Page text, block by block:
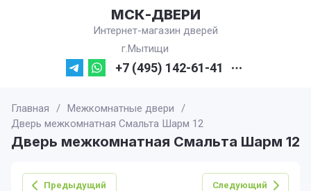
МСК-ДВЕРИ
Интернет-магазин дверей
г.Мытищи
+7 (495) 142-61-41
Главная / Межкомнатные двери
/
Дверь межкомнатная Смальта Шарм 12
Дверь межкомнатная Смальта Шарм 12
Предыдущий Следующий